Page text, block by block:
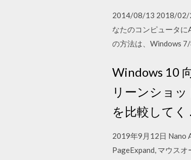
2014/08/13 2018/02/
なたのコンピュータ
の方法は、Windows
Windows 10
リーンショ
を比較してく
2019年9月12日 Nano
PageExpand, マウス